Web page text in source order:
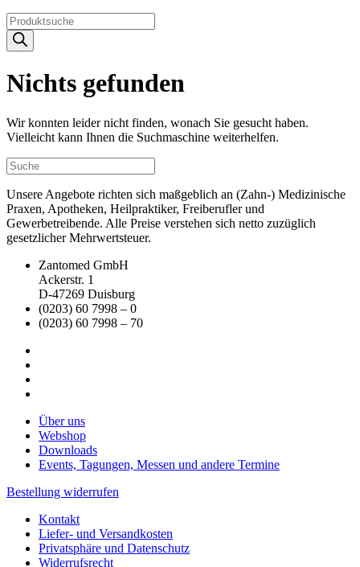
Products
search
Nichts gefunden
Wir konnten leider nicht finden, wonach Sie gesucht haben.
Vielleicht kann Ihnen die Suchmaschine weiterhelfen.
Unsere Angebote richten sich maßgeblich an (Zahn-) Medizinische
Praxen, Apotheken, Heilpraktiker, Freiberufler und
Gewerbetreibende. Alle Preise verstehen sich netto zuzüglich
gesetzlicher Mehrwertsteuer.
Zantomed GmbH
Ackerstr. 1
D-47269 Duisburg
(0203) 60 7998 – 0
(0203) 60 7998 – 70
Über uns
Webshop
Downloads
Events, Tagungen, Messen und andere Termine
Bestellung widerrufen
Kontakt
Liefer- und Versandkosten
Privatsphäre und Datenschutz
Widerrufsrecht